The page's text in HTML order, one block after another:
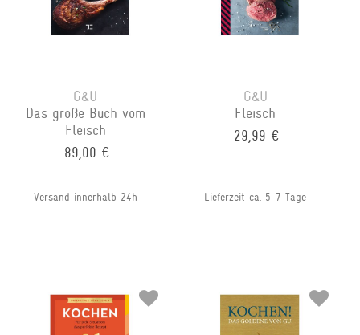
G&U
Das große Buch vom
Fleisch
89,00 €
Versand innerhalb 24h
G&U
Fleisch
29,99 €
Lieferzeit ca. 5-7 Tage